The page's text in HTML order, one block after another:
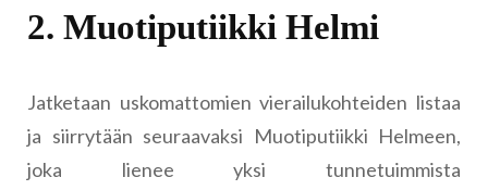
2. Muotiputiikki Helmi
Jatketaan uskomattomien vierailukohteiden listaa
ja siirrytään seuraavaksi Muotiputiikki Helmeen,
joka lienee yksi tunnetuimmista